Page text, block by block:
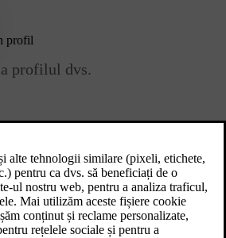
profil
profilul dvs.
oportun, așezați cheia pe cititorul de chei
din afișajul central. Puteți face
profilului.